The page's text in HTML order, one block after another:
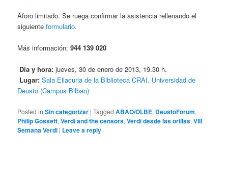
Aforo limitado. Se ruega confirmar la asistencia rellenando el
siguienteformulario.
Más información:944 139 020
Día y hora: jueves, 30 de enero de 2013, 19.30 h.
Lugar: Sala Ellacuria de la Biblioteca CRAI. Universidad de
Deusto (Campus Bilbao)
Posted in Sin categorizar |Tagged ABAO/OLBE, DeustoForum,
Philip Gossett,Verdi and the censors,Verdi desde las orillas,VIII
Semana Verdi | Leave a reply